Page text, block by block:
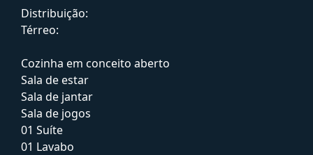
Distribuição:
Térreo:
Cozinha em conceito aberto
Sala de estar
Sala de jantar
Sala de jogos
01 Suíte
01 Lavabo